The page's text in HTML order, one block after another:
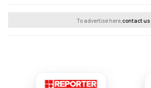
To advertise here,contact us